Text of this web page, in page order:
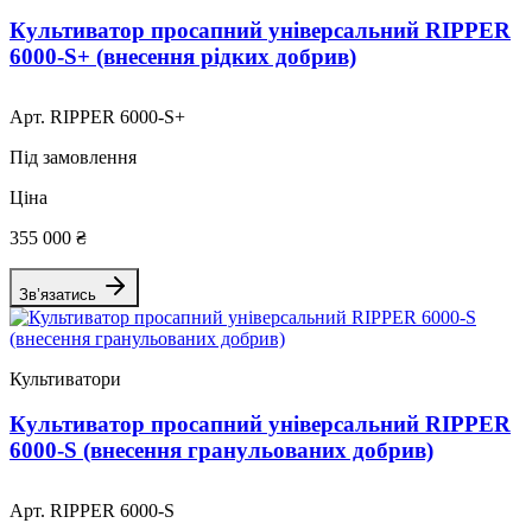
Культиватор просапний універсальний RIPPER
6000-S+ (внесення рідких добрив)
Арт. RIPPER 6000-S+
Під замовлення
Ціна
355 000 ₴
Зв’язатись
Культиватори
Культиватор просапний універсальний RIPPER
6000-S (внесення гранульованих добрив)
Арт. RIPPER 6000-S